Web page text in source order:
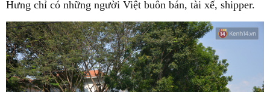
Hưng chỉ có những người Việt buôn bán, tài xế, shipper.